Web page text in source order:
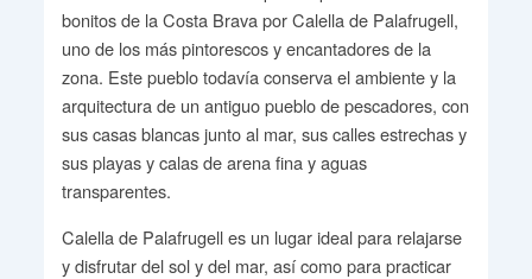
bonitos de la Costa Brava por Calella de Palafrugell,
uno de los más pintorescos y encantadores de la
zona. Este pueblo todavía conserva el ambiente y la
arquitectura de un antiguo pueblo de pescadores, con
sus casas blancas junto al mar, sus calles estrechas y
sus playas y calas de arena fina y aguas
transparentes.
Calella de Palafrugell es un lugar ideal para relajarse
y disfrutar del sol y del mar, así como para practicar